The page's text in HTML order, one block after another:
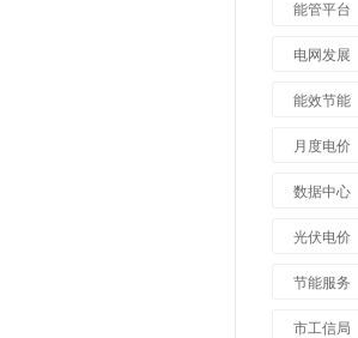
能管平台
电网发展
能效节能
月度电价
数据中心
光伏电价
节能服务
市工信局